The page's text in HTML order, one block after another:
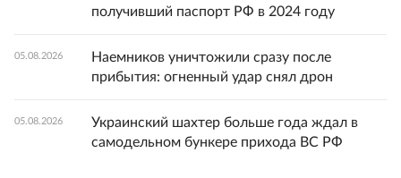
получивший паспорт РФ в 2024 году
05.08.2026
Наемников уничтожили сразу после
прибытия: огненный удар снял дрон
05.08.2026
Украинский шахтер больше года ждал в
самодельном бункере прихода ВС РФ